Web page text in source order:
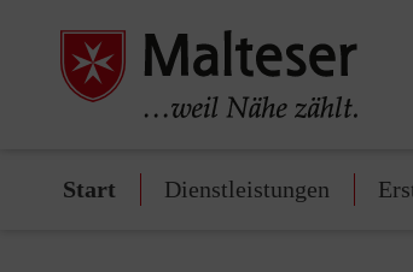
Start Dienstleistungen